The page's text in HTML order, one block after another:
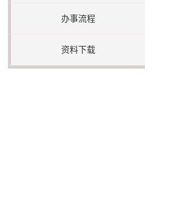
办事流程
资料下载